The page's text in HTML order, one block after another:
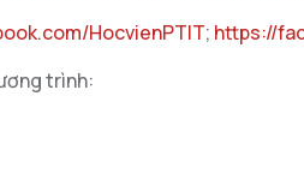
HocvienPTIT; https://
trình: